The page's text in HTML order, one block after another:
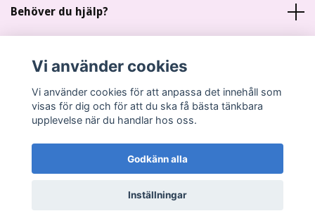
Behöver du hjälp?
Sociala medier
© 2026 Miankas Scrap
Vi använder cookies
Vi använder cookies för att anpassa det innehåll som
visas för dig och för att du ska få bästa tänkbara
upplevelse när du handlar hos oss.
Godkänn alla
Inställningar